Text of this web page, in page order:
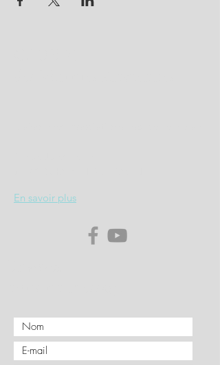
En savoir plus